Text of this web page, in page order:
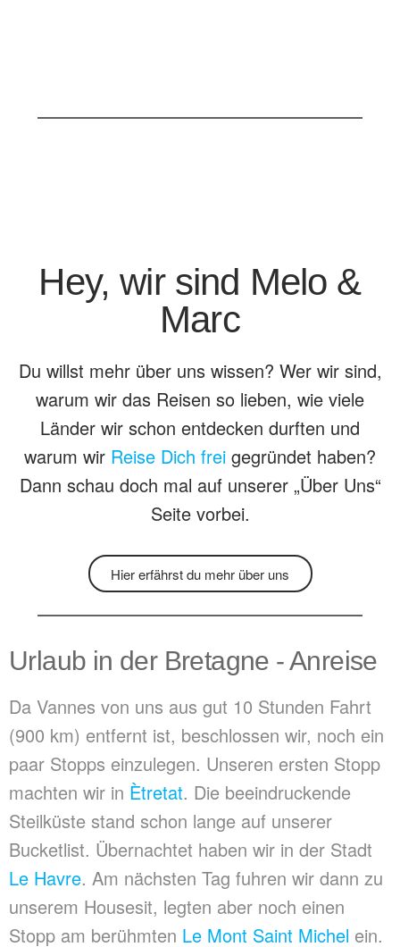
Hey, wir sind Melo &
Marc
Du willst mehr über uns wissen? Wer wir sind,
warum wir das Reisen so lieben, wie viele
Länder wir schon entdecken durften und
warum wir Reise Dich frei gegründet haben?
Dann schau doch mal auf unserer „Über Uns“
Seite vorbei.
Hier erfährst du mehr über uns
Urlaub in der Bretagne - Anreise
Da Vannes von uns aus gut 10 Stunden Fahrt
(900 km) entfernt ist, beschlossen wir, noch ein
paar Stopps einzulegen. Unseren ersten Stopp
machten wir in Ètretat. Die beeindruckende
Steilküste stand schon lange auf unserer
Bucketlist. Übernachtet haben wir in der Stadt
Le Havre. Am nächsten Tag fuhren wir dann zu
unserem Housesit, legten aber noch einen
Stopp am berühmten Le Mont Saint Michel ein.